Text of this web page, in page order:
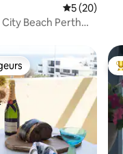
Évaluation
5 (20)
City Beach Perth